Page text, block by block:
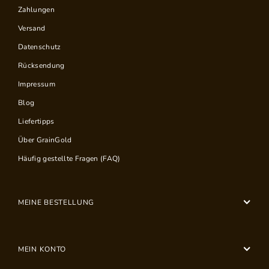
Zahlungen
Versand
Datenschutz
Rücksendung
Impressum
Blog
Liefertipps
Über GrainGold
Häufig gestellte Fragen (FAQ)
MEINE BESTELLUNG
MEIN KONTO